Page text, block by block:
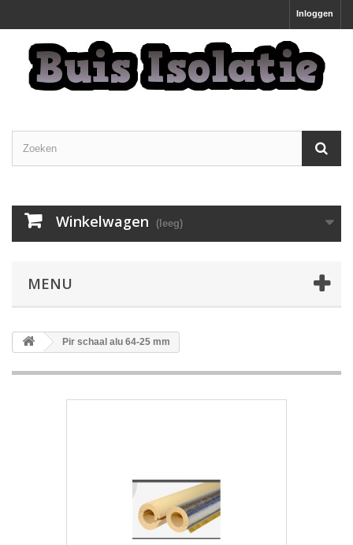
Inloggen
Winkelwagen (leeg)
MENU
Pir schaal alu 64-25 mm